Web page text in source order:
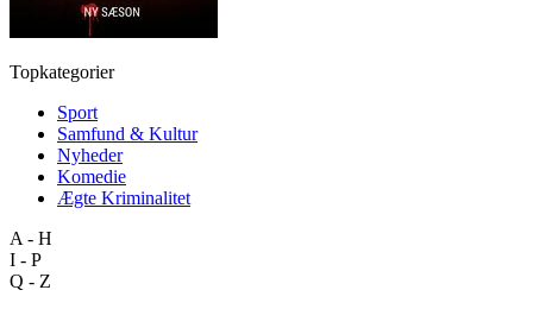
Topkategorier
Sport
Samfund & Kultur
Nyheder
Komedie
Ægte Kriminalitet
A - H
I - P
Q - Z